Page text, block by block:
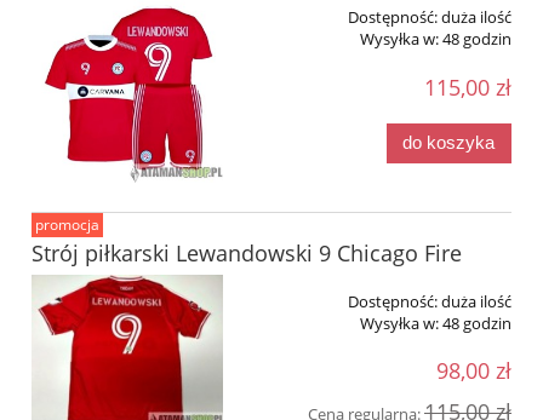
Dostępność:duża ilość
Wysyłka w:48 godzin
115,00 zł
do koszyka
Strój piłkarski Lewandowski 9 Chicago Fire
Dostępność:duża ilość
Wysyłka w:48 godzin
98,00 zł
Cena regularna:115,00 zł
promocja